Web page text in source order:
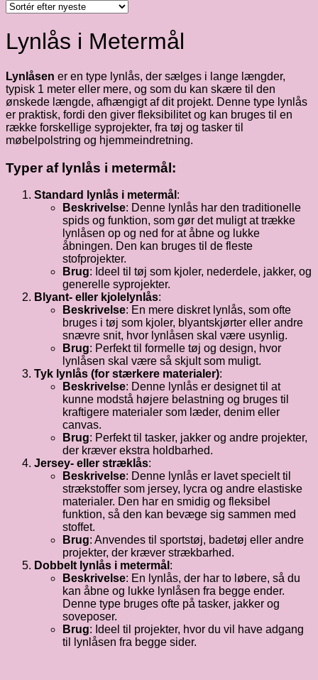
seneste
Lynlås i Metermål
Lynlåsen er en type lynlås, der sælges i lange længder,
typisk 1 meter eller mere, og som du kan skære til den
ønskede længde, afhængigt af dit projekt. Denne type lynlås
er praktisk, fordi den giver fleksibilitet og kan bruges til en
række forskellige syprojekter, fra tøj og tasker til
møbelpolstring og hjemmeindretning.
Typer af lynlås i metermål:
Standard lynlås i metermål :
Beskrivelse: Denne lynlås har den traditionelle
spids og funktion, som gør det muligt at trække
lynlåsen op og ned for at åbne og lukke
åbningen. Den kan bruges til de fleste
stofprojekter.
Brug: Ideel til tøj som kjoler, nederdele, jakker, og
generelle syprojekter.
Blyant- eller kjolelynlås:
Beskrivelse: En mere diskret lynlås, som ofte
bruges i tøj som kjoler, blyantskjørter eller andre
snævre snit, hvor lynlåsen skal være usynlig.
Brug: Perfekt til formelle tøj og design, hvor
lynlåsen skal være så skjult som muligt.
Tyk lynlås (for stærkere materialer):
Beskrivelse: Denne lynlås er designet til at
kunne modstå højere belastning og bruges til
kraftigere materialer som læder, denim eller
canvas.
Brug: Perfekt til tasker, jakker og andre projekter,
der kræver ekstra holdbarhed.
Jersey- eller stræklås:
Beskrivelse: Denne lynlås er lavet specielt til
strækstoffer som jersey, lycra og andre elastiske
materialer. Den har en smidig og fleksibel
funktion, så den kan bevæge sig sammen med
stoffet.
Brug: Anvendes til sportstøj, badetøj eller andre
projekter, der kræver strækbarhed.
Dobbelt lynlås i metermål :
Beskrivelse: En lynlås, der har to løbere, så du
kan åbne og lukke lynlåsen fra begge ender.
Denne type bruges ofte på tasker, jakker og
soveposer.
Brug: Ideel til projekter, hvor du vil have adgang
til lynlåsen fra begge sider.